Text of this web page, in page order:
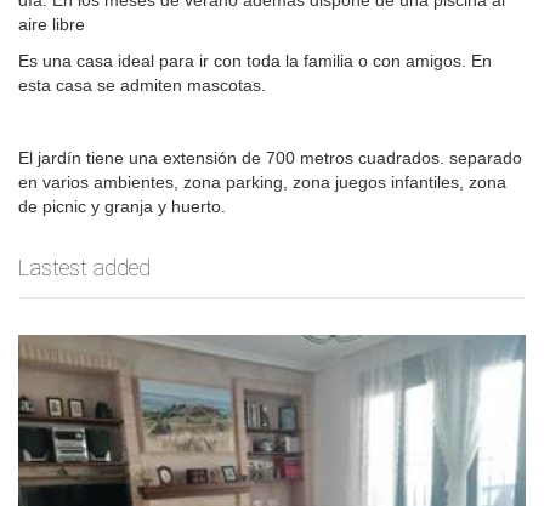
aire libre
Es una casa ideal para ir con toda la familia o con amigos. En
esta casa se admiten mascotas.
El jardín tiene una extensión de 700 metros cuadrados. separado
en varios ambientes, zona parking, zona juegos infantiles, zona
de picnic y granja y huerto.
Lastest added